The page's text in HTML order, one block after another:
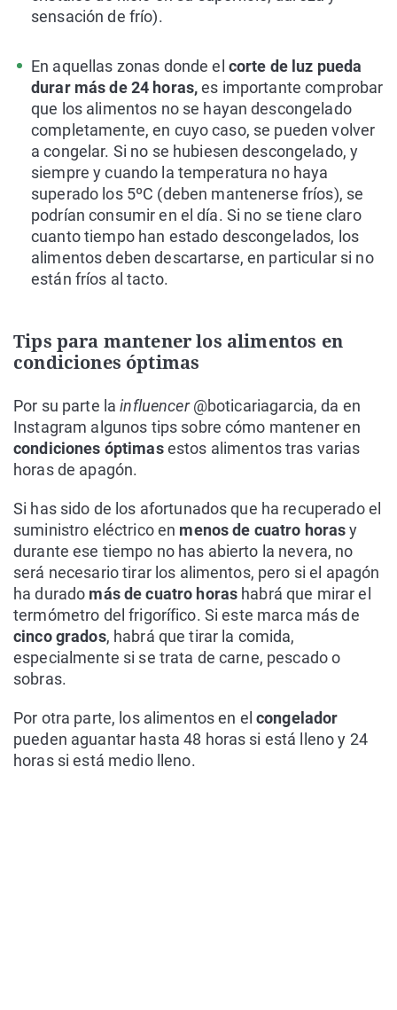
sensación de frío).
En aquellas zonas donde el corte de luz pueda
durar más de 24 horas,es importante comprobar
que los alimentos no se hayan descongelado
completamente, en cuyo caso, se pueden volver
a congelar. Si no se hubiesen descongelado, y
siempre y cuando la temperatura no haya
superado los 5ºC (deben mantenerse fríos), se
podrían consumir en el día. Si no se tiene claro
cuanto tiempo han estado descongelados, los
alimentos deben descartarse, en particular si no
están fríos al tacto.
Tips para mantener los alimentos en
condiciones óptimas
Por su parte lainfluencer@boticariagarcia, da en
Instagram algunos tips sobre cómo mantener en
condiciones óptimasestos alimentos tras varias
horas de apagón.
Si has sido de los afortunados que ha recuperado el
suministro eléctrico en menos de cuatro horasy
durante ese tiempo no has abierto la nevera, no
será necesario tirar los alimentos, pero si el apagón
ha durado más de cuatro horas habrá que mirar el
termómetro del frigorífico. Si este marca más de
cinco grados, habrá que tirar la comida,
especialmente si se trata de carne, pescado o
sobras.
Por otra parte, los alimentos en elcongelador
pueden aguantar hasta 48 horas si está lleno y 24
horas si está medio lleno.